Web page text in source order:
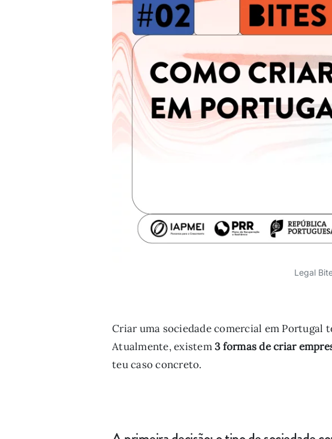
Legal
Criar uma sociedade comercial em Portugal
Atualmente, existem3 formas de criar
teu caso concreto.